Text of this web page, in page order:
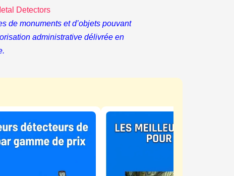
Detectors
de monuments et d’objets pouvant
administrative délivrée en